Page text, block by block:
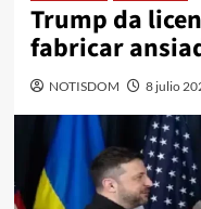
Trump da
fabricar
NOTISDOM 8 julio